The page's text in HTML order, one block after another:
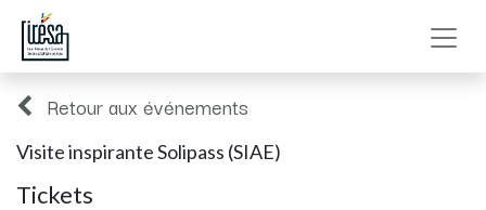
Retour aux événements
Visite inspirante Solipass (SIAE)
Tickets